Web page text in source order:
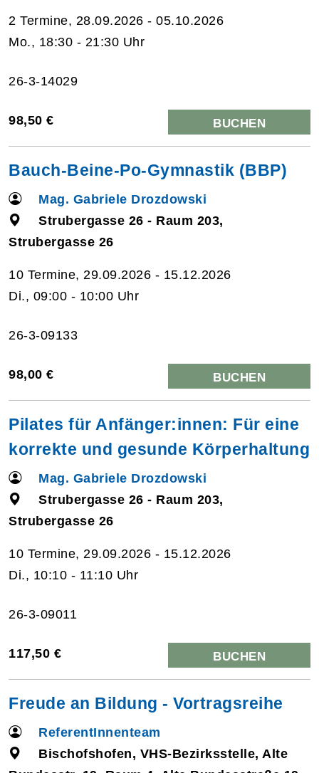
2 Termine, 28.09.2026 - 05.10.2026
Mo., 18:30 - 21:30 Uhr
26-3-14029
98,50 € BUCHEN
Bauch-Beine-Po-Gymnastik (BBP)
Mag. Gabriele Drozdowski
Strubergasse 26 - Raum 203,
Strubergasse 26
10 Termine, 29.09.2026 - 15.12.2026
Di., 09:00 - 10:00 Uhr
26-3-09133
98,00 € BUCHEN
Pilates für Anfänger:innen: Für eine
korrekte und gesunde Körperhaltung
Mag. Gabriele Drozdowski
Strubergasse 26 - Raum 203,
Strubergasse 26
10 Termine, 29.09.2026 - 15.12.2026
Di., 10:10 - 11:10 Uhr
26-3-09011
117,50 € BUCHEN
Freude an Bildung - Vortragsreihe
ReferentInnenteam
Bischofshofen, VHS-Bezirksstelle, Alte